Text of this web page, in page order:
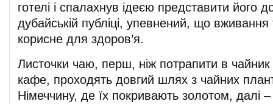
готелі і спалахнув ідеєю представити його
дубайській публіці, упевнений, що
корисне для здоров’я.
Листочки чаю, перш, ніж потрапити в
кафе, проходять довгий шлях з чайних
Німеччину, де їх покривають золотом, далі